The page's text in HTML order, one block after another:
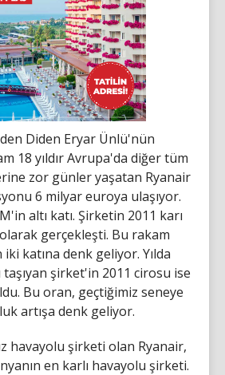
Diden Eryar Ünlü'nün
18 yıldır Avrupa'da diğer tüm
zor günler yaşatan Ryanair
6 milyar euroya ulaşıyor.
altı katı. Şirketin 2011 karı
gerçekleşti. Bu rakam
iki katına denk geliyor. Yılda
şirket'in 2011 cirosu ise
Bu oran, geçtiğimiz seneye
artışa denk geliyor.
havayolu şirketi olan Ryanair,
en karlı havayolu şirketi.